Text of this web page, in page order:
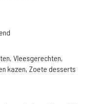
Vleesgerechten,
kazen, Zoete desserts